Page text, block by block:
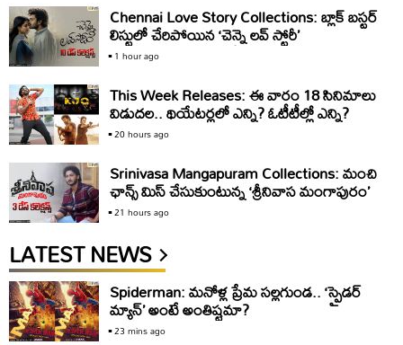
Chennai Love Story Collections: బ్లాక్ బస్టర్
లిస్టులో చేరిపోయిన ‘చెన్నై లవ్ స్టోరీ’
1 hour ago
This Week Releases: ఈ వారం 18 సినిమాలు
విడుదల.. థియేటర్లలో ఎన్ని? ఓటీటీల్లో ఎన్ని?
20 hours ago
Srinivasa Mangapuram Collections: మంచి
ఛాన్స్ మిస్ చేసుకుంటున్న ‘శ్రీనివాస మంగాపురం’
21 hours ago
LATEST NEWS
Spiderman: మనోళ్ల ప్రేమ సల్లగుండ.. ‘స్పైడర్‌
మ్యాన్‌’ అంటే అంతిష్టమా?
23 mins ago